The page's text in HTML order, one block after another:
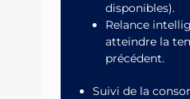
disponibles).
Relance
atteindre la
précédent.
Suivi de la